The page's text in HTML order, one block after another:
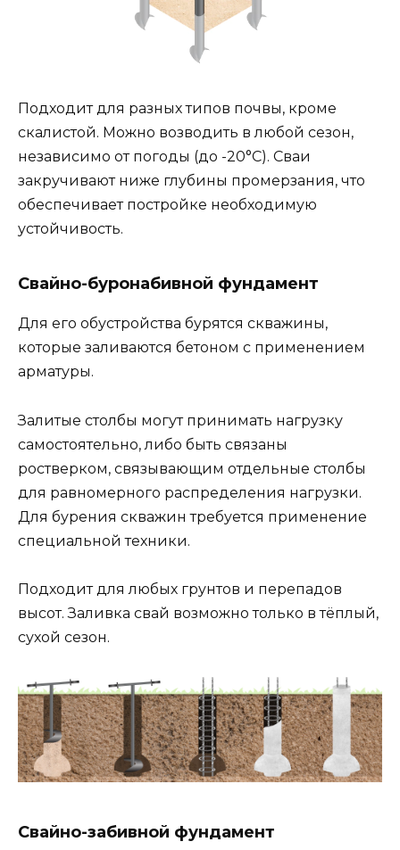
Подходит для разных типов почвы, кроме
скалистой. Можно возводить в любой сезон,
независимо от погоды (до -20°С). Сваи
закручивают ниже глубины промерзания, что
обеспечивает постройке необходимую
устойчивость.
Свайно-буронабивной фундамент
Для его обустройства бурятся скважины,
которые заливаются бетоном с применением
арматуры.
Залитые столбы могут принимать нагрузку
самостоятельно, либо быть связаны
ростверком, связывающим отдельные столбы
для равномерного распределения нагрузки.
Для бурения скважин требуется применение
специальной техники.
Подходит для любых грунтов и перепадов
высот. Заливка свай возможно только в тёплый,
сухой сезон.
Свайно-забивной фундамент